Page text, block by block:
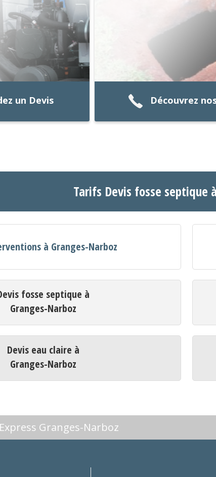
un Devis Découvrez
Tarifs Devis fosse septique
à Granges-Narboz
fosse septique à
Granges-Narboz
Devis eau claire à
Granges-Narboz
Granges-Narboz